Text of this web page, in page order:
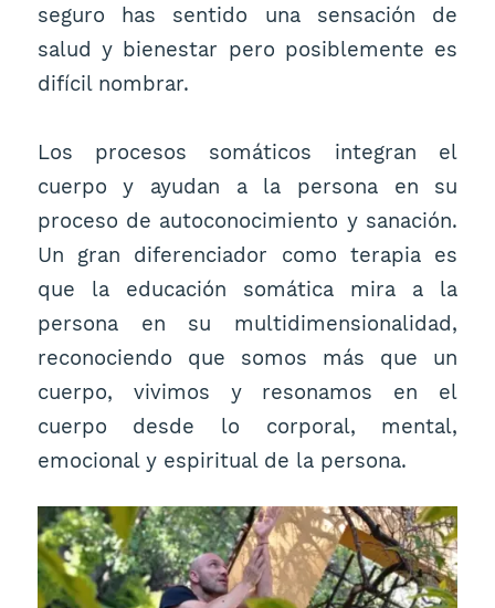
seguro has sentido una sensación de
salud y bienestar pero posiblemente es
difícil nombrar.
Los procesos somáticos integran el
cuerpo y ayudan a la persona en su
proceso de autoconocimiento y sanación.
Un gran diferenciador como terapia es
que la educación somática mira a la
persona en su multidimensionalidad,
reconociendo que somos más que un
cuerpo, vivimos y resonamos en el
cuerpo desde lo corporal, mental,
emocional y espiritual de la persona.